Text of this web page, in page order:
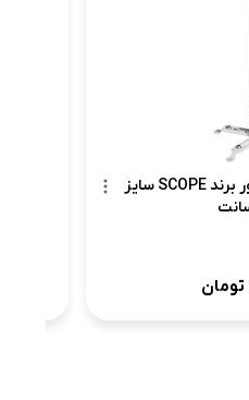
پایه سقفی ویدئو پروژکتور برند SCOPE سایز
تومان